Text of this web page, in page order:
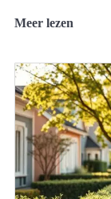
Meer lezen